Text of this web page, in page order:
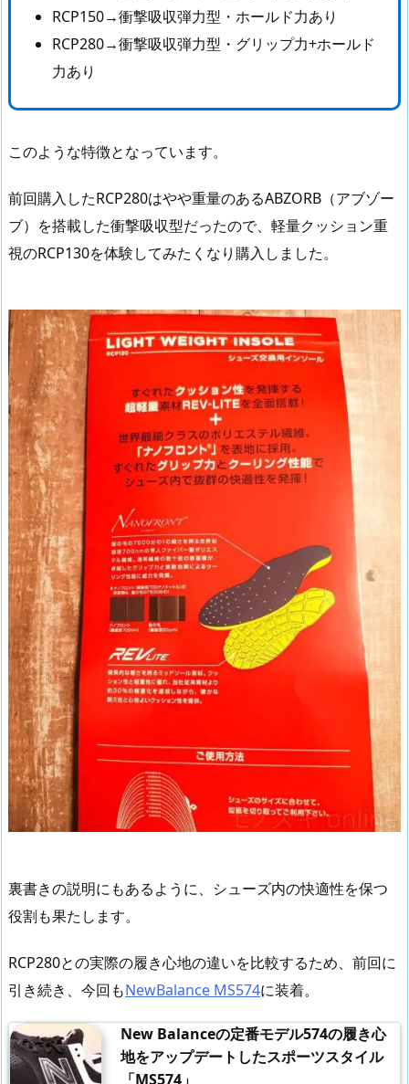
RCP150→衝撃吸収弾力型・ホールド力あり
RCP280→衝撃吸収弾力型・グリップ力+ホールド
力あり
このような特徴となっています。
前回購入したRCP280はやや重量のあるABZORB（アブゾー
ブ）を搭載した衝撃吸収型だったので、軽量クッション重
視のRCP130を体験してみたくなり購入しました。
裏書きの説明にもあるように、シューズ内の快適性を保つ
役割も果たします。
RCP280との実際の履き心地の違いを比較するため、前回に
引き続き、今回もNewBalance MS574に装着。
New Balanceの定番モデル574の履き心
地をアップデートしたスポーツスタイル
「MS574」